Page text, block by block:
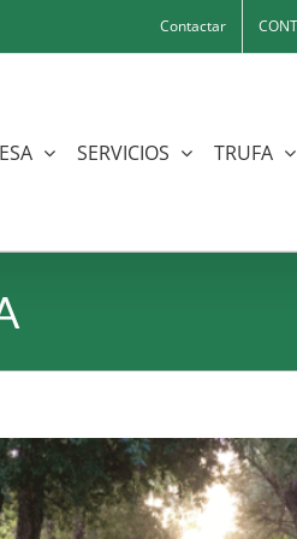
Contactar
SERVICIOS TRUFA